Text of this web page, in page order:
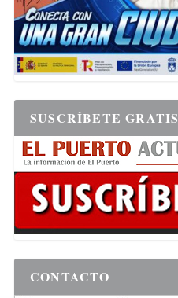
SUSCRÍBETE GRATIS
CONTACTO